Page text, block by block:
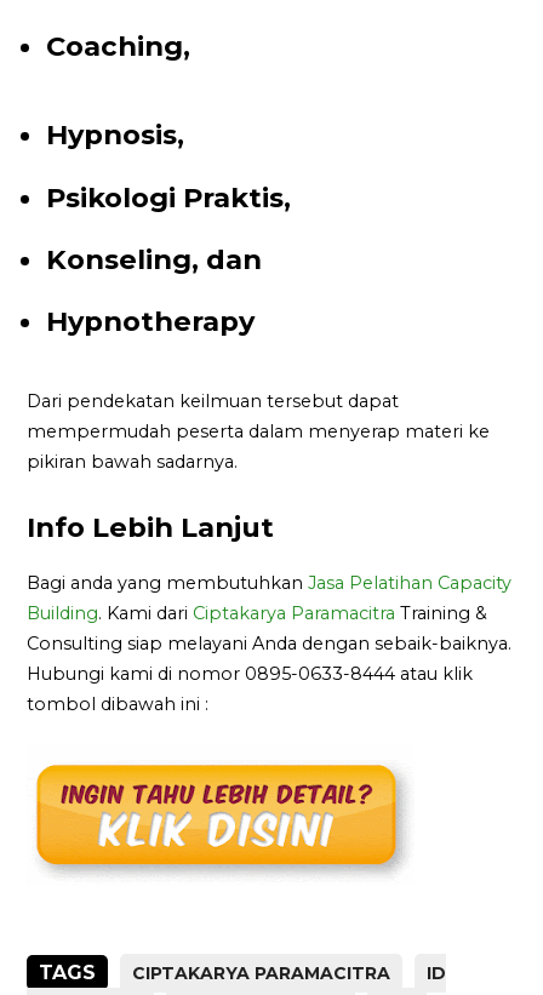
Coaching,
Hypnosis,
Psikologi Praktis,
Konseling, dan
Hypnotherapy
Dari pendekatan keilmuan tersebut dapat
mempermudah peserta dalam menyerap materi ke
pikiran bawah sadarnya.
Info Lebih Lanjut
Bagi anda yang membutuhkanJasa Pelatihan Capacity
Building. Kami dari Ciptakarya Paramacitra Training &
Consulting siap melayani Anda dengan sebaik-baiknya.
Hubungi kami di nomor 0895-0633-8444 atau klik
tombol dibawah ini :
TAGS CIPTAKARYA PARAMACITRA
ID